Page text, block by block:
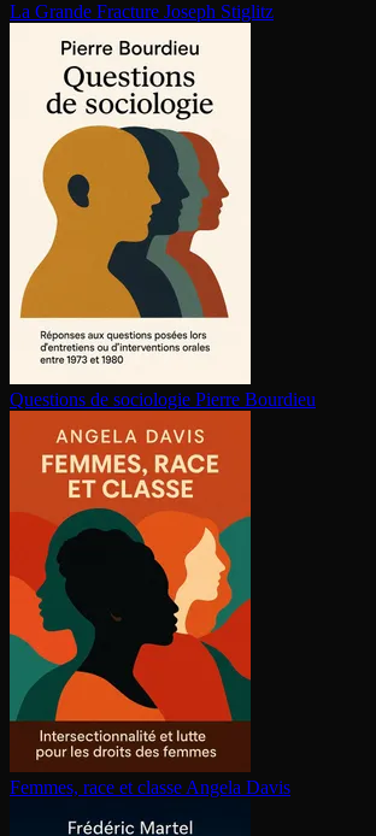
La Grande Fracture Joseph Stiglitz
Questions de sociologie Pierre Bourdieu
Femmes, race et classe Angela Davis